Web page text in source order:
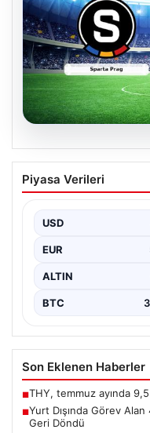
05.08.2026
(Özet) Sparta
Maçı Özeti ve
Piyasa Verileri
USD
EUR
ALTIN
BTC
Son Eklenen Haberler
■THY, temmuz ayında
■Yurt Dışında Görev Alan
Geri Döndü